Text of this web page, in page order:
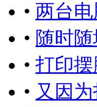
• 两台
• 随时
• 打印
• 又因